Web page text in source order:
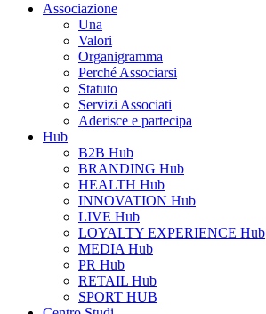
Associazione
Una
Valori
Organigramma
Perché Associarsi
Statuto
Servizi Associati
Aderisce e partecipa
Hub
B2B Hub
BRANDING Hub
HEALTH Hub
INNOVATION Hub
LIVE Hub
LOYALTY EXPERIENCE Hub
MEDIA Hub
PR Hub
RETAIL Hub
SPORT HUB